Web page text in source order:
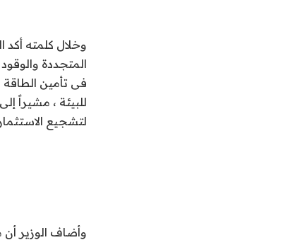
وخلال كلمته أكد
المتجددة
فى تأمين
للبيئة ، مشيراً
لتشجيع
وأضاف الوزير